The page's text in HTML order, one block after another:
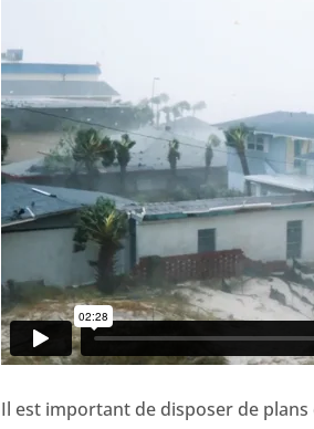
Il est important de disposer de plans